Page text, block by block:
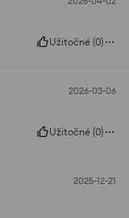
Užitočné (0)
2026-03-06
Užitočné (0)
2025-12-21